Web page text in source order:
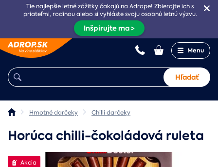
Tie najlepšie letné zážitky čakajú na Adrope! Zbierajte ich s
priateľmi, rodinou alebo si vyhláste svoju osobnú letnú výzvu.
Inšpirujte ma >
Menu
Hľadať
Hmotné darčeky Chilli darčeky
Horúca chilli-čokoládová ruleta
Akcia